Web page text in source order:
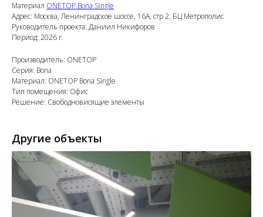
Материал ONETOP Bona Single
Адрес: Москва, Ленинградское шоссе, 16А, стр 2, БЦ Метрополис
Руководитель проекта: Даниил Никифоров
Период: 2026 г.
Производитель: ONETOP
Серия: Bona
Материал: ONETOP Bona Single
Тип помещения: Офис
Решение: Свободновисящие элементы
Другие объекты